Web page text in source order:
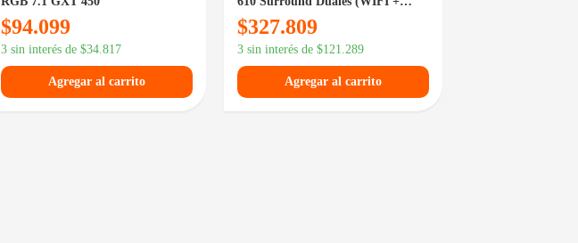
$94.099
3 sin interés de $34.817
Agregar al carrito
Cable)
$327.809
3 sin interés de $121.289
Agregar al carrito